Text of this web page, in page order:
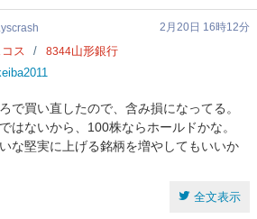
2月20日 16時12分
ス 8344山形銀行
で買い直したので、含み損になってる。
はないから、100株ならホールドかな。
な堅実に上げる銘柄を増やしてもいいか
全文表示